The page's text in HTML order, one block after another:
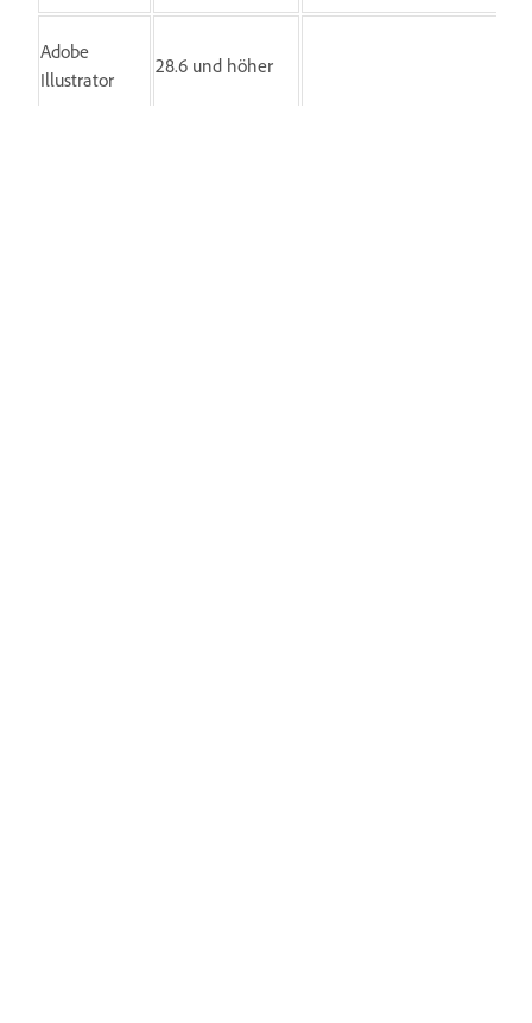
Adobe
Illustrator
28.6 und höher